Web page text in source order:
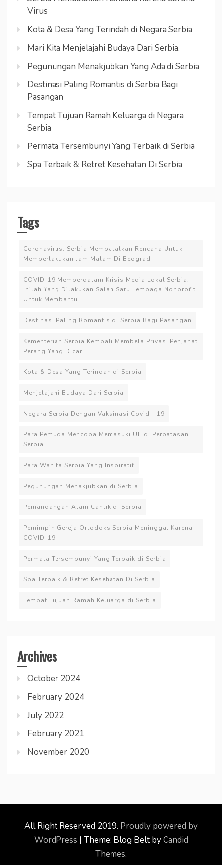
Virus
Kota & Desa Yang Terindah di Negara Serbia
Mari Kita Menjelajahi Budaya Dari Serbia.
Pegunungan Menakjubkan Yang Ada di Serbia
Destinasi Paling Romantis di Serbia Bagi
Pasangan
Tempat Tujuan Ramah Keluarga di Negara
Serbia
Permata Tersembunyi Yang Terbaik di Serbia
Spa Terbaik & Retret Kesehatan Di Serbia
Tags
Coronavirus: Serbia Membatalkan Rencana Untuk
Memberlakukan Jam Malam Di Beograd
COVID-19 Memperdalam Krisis Media Lokal Serbia.
Inilah Yang Dilakukan Salah Satu Lembaga Nonprofit
Untuk Membantu
Destinasi Paling Romantis di Serbia Bagi Pasangan
Kementerian Serbia Kembali Membela Privasi Penjahat
Perang Yang Dicari
Kota & Desa Yang Terindah di Serbia
Menjelajahi Budaya Dari Serbia
Negara Serbia Dengan Vaksinasi Covid - 19
Para Pemuda Mencoba Memasuki UE di Perbatasan
Serbia
Para Wanita Serbia Yang Inspiratif
Pegunungan Menakjubkan di Serbia
Pemandangan Alam Cantik di Serbia
Pemimpin Gereja Ortodoks Serbia Meninggal Karena
COVID-19
Permata Tersembunyi Yang Terbaik di Serbia
Spa Terbaik & Retret Kesehatan Di Serbia
Tempat Tujuan Ramah Keluarga di Serbia
Archives
October 2024
February 2024
July 2022
February 2021
November 2020
All Right Reserved 2019. Proudly powered by
WordPress | Theme: Blog Belt byCandid
Themes.